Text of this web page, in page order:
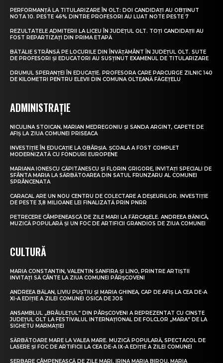
PERFORMANȚĂ LA TITULARIZARE ÎN OLT: DOI CANDIDAȚI AU OBȚINUT
NOTA 10. PESTE 46% DINTRE PROFESORI AU LUAT NOTE PESTE 7
REZULTATELE ADMITERII LA LICEU ÎN JUDEȚUL OLT. TOȚI CANDIDAȚII AU
FOST REPARTIZAȚI DIN PRIMA ETAPĂ
BĂTĂLIE STRÂNSĂ PE LOCURILE DIN ÎNVĂȚĂMÂNT ÎN JUDEȚUL OLT. SUTE
DE PROFESORI ȘI EDUCATORI AU SUSȚINUT EXAMENUL DE TITULARIZARE
DRUMUL SPERANȚEI ÎN EDUCAȚIE. PROFESORA CARE PARCURGE ZILNIC 140
DE KILOMETRI PENTRU ELEVII DIN COMUNA OLTEANĂ FĂGEȚELU
ADMINISTRAȚIE
NICULINA STOICAN, MARIAN MEDREGONIU ȘI SANDA ARGINT, CAPETE DE
AFIȘ LA ZIUA COMUNEI PRISEACA
INVESTIȚIE ÎN EDUCAȚIE LA OBÂRȘIA. ȘCOALA A FOST COMPLET
MODERNIZATĂ CU FONDURI EUROPENE
MARIANA IONESCU CĂPITĂNESCU ȘI FLORIN GRIGORE, INVITAȚI SPECIALI DE
SFÂNTA MARIA LA SĂRBĂTOAREA DIN SATUL FRUNZARU AL COMUNEI
SPRÂNCENATA
CARACAL ARE UN NOU CENTRU DE COLECTARE A DEȘEURILOR. INVESTIȚIE
DE PESTE 3,8 MILIOANE LEI FINALIZATĂ PRIN PNRR
PETRECERE CÂMPENEASCĂ DE ZILE MARI LA FĂRCAȘELE. ANDREEA BĂNICĂ,
MUZICĂ POPULARĂ ȘI UN FOC DE ARTIFICII GRANDIOS DE ZIUA COMUNEI
CULTURĂ
MARIA CONSTANTIN, VALENTIN SANFIRA ȘI LINO, PRINTRE ARTIȘTII
INVITAȚI SĂ CÂNTE LA ZIUA COMUNEI PÂRȘCOVENI
ANDREEA BĂLAN, LIVIU PUȘTIU ȘI MARIA GHINEA, CAP DE AFIȘ LA CEA DE-A
XI-A EDIȚIE A ZILEI COMUNEI OSICA DE JOS
ANSAMBLUL „BRÂULEȚUL” DIN PÂRȘCOVENI A REPREZENTAT CU CINSTE
JUDEȚUL OLT LA FESTIVALUL INTERNAȚIONAL DE FOLCLOR „MARA” DE LA
SIGHETU MARMAȚIEI
SĂRBĂTOARE MARE LA VALEA MARE. MUZICĂ POPULARĂ, SPECTACOL DE
LASERE ȘI FOC DE ARTIFICII LA CEA DE-A IX-A EDIȚIE A ZILEI COMUNEI
SERBARE CÂMPENEASCĂ DE ZILE MARI. IRINA MARIA BIROU, MARIA